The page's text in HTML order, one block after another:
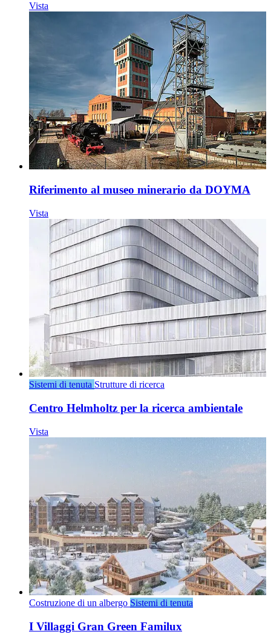
Vista
Riferimento al museo minerario da DOYMA
Vista
Sistemi di tenuta Strutture di ricerca
Centro Helmholtz per la ricerca ambientale
Vista
Costruzione di un albergo Sistemi di tenuta
I Villaggi Gran Green Familux